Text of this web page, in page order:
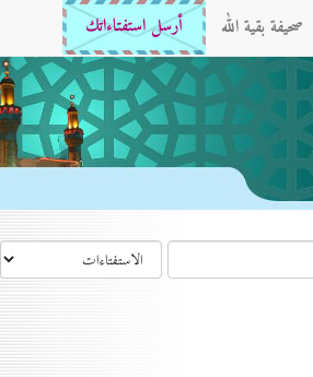
صحيفة بقية الله أرسل استفتاءاتك